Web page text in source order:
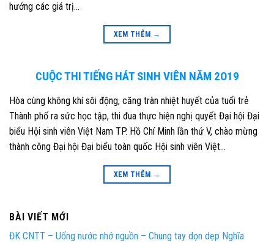
hướng các giá trị…
XEM THÊM →
CUỘC THI TIẾNG HÁT SINH VIÊN NĂM 2O19
Hòa cùng không khí sôi động, căng tràn nhiệt huyết của tuổi trẻ
Thành phố ra sức học tập, thi đua thực hiện nghị quyết Đại hội Đại
biểu Hội sinh viên Việt Nam TP. Hồ Chí Minh lần thứ V, chào mừng
thành công Đại hội Đại biểu toàn quốc Hội sinh viên Việt…
XEM THÊM →
BÀI VIẾT MỚI
ĐK CNTT – Uống nước nhớ nguồn – Chung tay dọn dẹp Nghĩa